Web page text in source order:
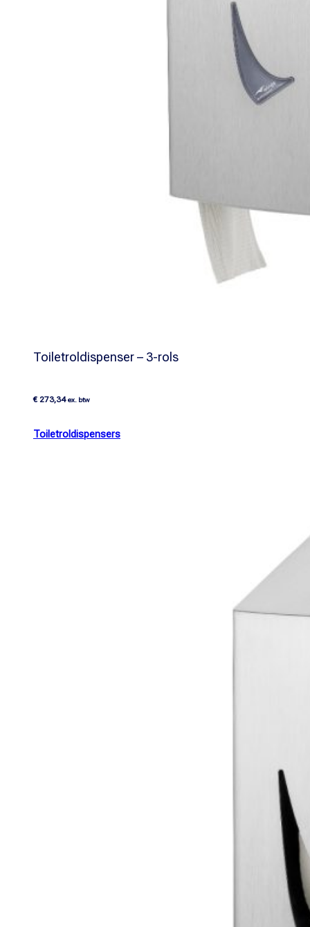
Toiletroldispenser – 3-rols
€ 273,34 ex. btw
Toiletroldispensers